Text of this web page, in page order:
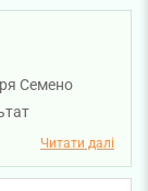
Семено
Читати далі